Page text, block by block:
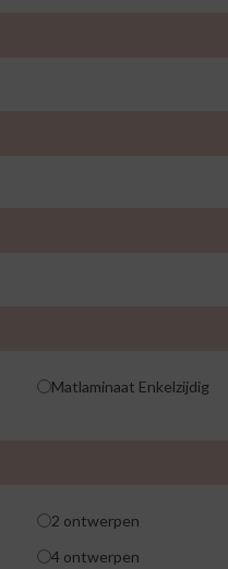
Matlaminaat Enkelzijdig
2 ontwerpen
4 ontwerpen